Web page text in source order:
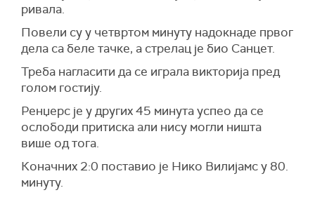
ривала.
Повели су у четвртом минуту надокнаде првог
дела са беле тачке, а стрелац је био Санцет.
Треба нагласити да се играла викторија пред
голом гостију.
Ренџерс је у других 45 минута успео да се
ослободи притиска али нису могли ништа
више од тога.
Коначних 2:0 поставио је Нико Вилијамс у 80.
минуту.